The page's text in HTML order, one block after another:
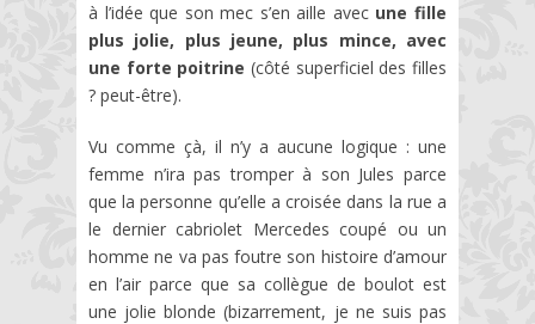
à l’idée que son mec s’en aille avec une fille
plus jolie, plus jeune, plus mince, avec
une forte poitrine (côté superficiel des filles
? peut-être).
Vu comme çà, il n’y a aucune logique : une
femme n’ira pas tromper à son Jules parce
que la personne qu’elle a croisée dans la rue a
le dernier cabriolet Mercedes coupé ou un
homme ne va pas foutre son histoire d’amour
en l’air parce que sa collègue de boulot est
une jolie blonde (bizarrement, je ne suis pas